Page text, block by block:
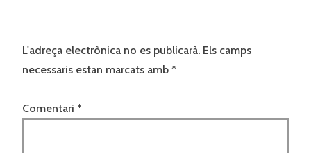
L'adreça electrònica no es publicarà. Els camps
necessaris estan marcats amb *
Comentari *